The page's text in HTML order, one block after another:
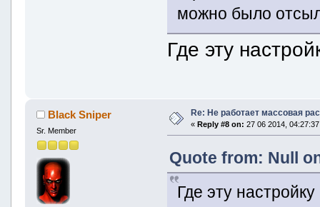
можно было
Где эту
Black Sniper
Sr. Member
Re: Не работает массовая
« Reply #8 on: 27 06 2014,
Quote from: Null
Где эту настройку